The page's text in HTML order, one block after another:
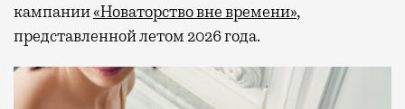
кампании«Новаторство вне времени»,
представленной летом 2026 года.